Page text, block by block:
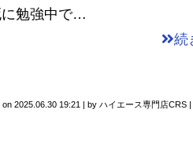
に勉強中で…
続
on 2025.06.30 19:21 by ハイエース専門店CRS